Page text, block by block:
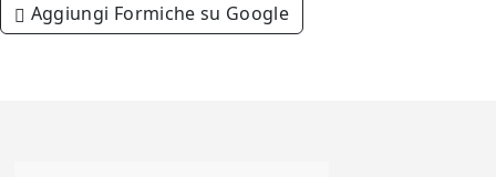
Aggiungi Formiche su Google